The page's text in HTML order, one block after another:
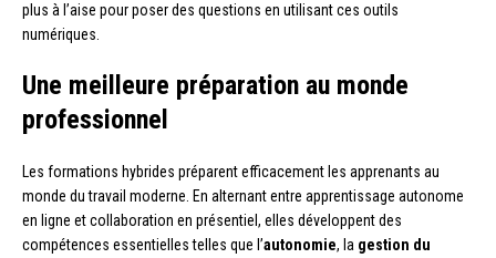
plus à l’aise pour poser des questions en utilisant ces outils
numériques.
Une meilleure préparation au monde
professionnel
Les formations hybrides préparent efficacement les apprenants au
monde du travail moderne. En alternant entre apprentissage autonome
en ligne et collaboration en présentiel, elles développent des
compétences essentielles telles que l’autonomie, la gestion du